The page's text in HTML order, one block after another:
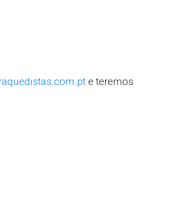
e teremos